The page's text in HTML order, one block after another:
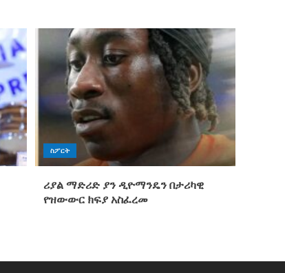
ስፖርት
ሪያል ማድሪድ ያን ዲዮማንዴን በታሪካዊ
የዝውውር ክፍያ አስፈረመ